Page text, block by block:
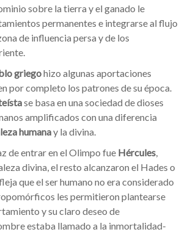
sobre la tierra y el ganado le
permanentes e integrarse al flujo
de influencia persa y de los
griegohizo algunas aportaciones
por completo los patrones de su época.
se basa en una sociedad de dioses
amplificados con una diferencia
humanay la divina.
de entrar en el Olimpo fue Hércules,
divina, el resto alcanzaron el Hades o
que el ser humano no era considerado
les permitieron plantearse
y su claro deseo de
estaba llamado a la inmortalidad-